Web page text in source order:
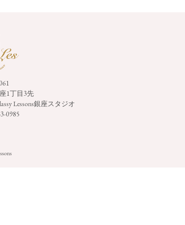
1丁目3先
Lessons銀座スタジオ
0985